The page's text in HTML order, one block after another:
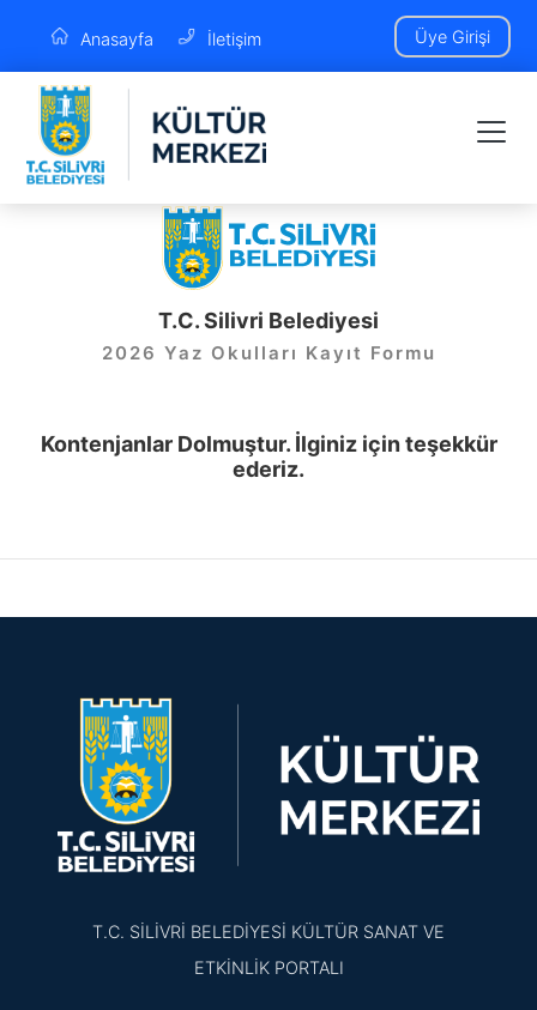
Anasayfa İletişim Üye Girişi
T.C. Silivri Belediyesi
2026 Yaz Okulları Kayıt Formu
Kontenjanlar Dolmuştur. İlginiz için teşekkür
ederiz.
T.C. SİLİVRİ BELEDİYESİ KÜLTÜR SANAT VE
ETKİNLİK PORTALI